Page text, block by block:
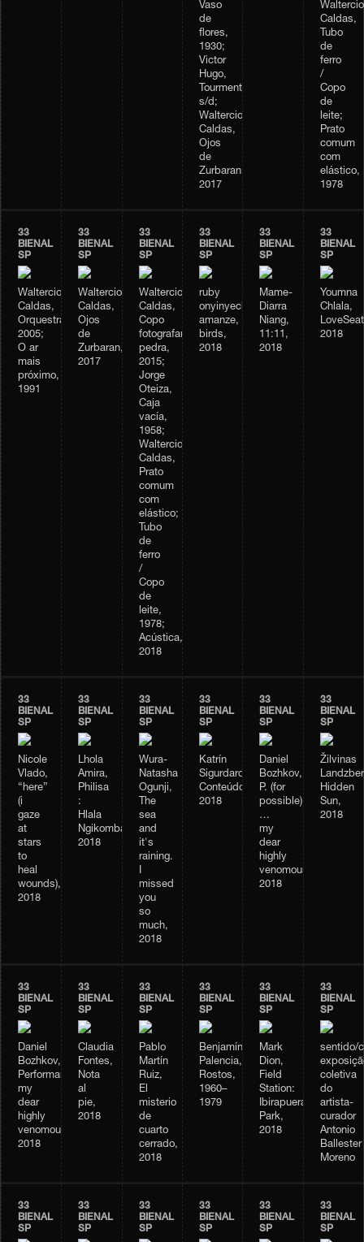
Vaso
de
flores,
1930;
Victor
Hugo,
Tourmente,
s/d;
Waltercio
Caldas,
Ojos
de
Zurbaran,
2017
Waltercio
Caldas,
Tubo
de
ferro
/
Copo
de
leite;
Prato
comum
com
elástico,
1978
33
BIENAL
SP
Waltercio
Caldas,
Orquestra,
2005;
O ar
mais
próximo,
1991
33
BIENAL
SP
Waltercio
Caldas,
Ojos
de
Zurbaran,
2017
33
BIENAL
SP
Waltercio
Caldas,
Copo
fotografando
pedra,
2015;
Jorge
Oteiza,
Caja
vacía,
1958;
Waltercio
Caldas,
Prato
comum
com
elástico;
Tubo
de
ferro
/
Copo
de
leite,
1978;
Acústica,
2018
33
BIENAL
SP
ruby
onyinyechi
amanze,
birds,
2018
33
BIENAL
SP
Mame-
Diarra
Niang,
11:11,
2018
33
BIENAL
SP
Youmna
Chlala,
2018
33
BIENAL
SP
Nicole
Vlado,
“here”
(i
gaze
at
stars
to
heal
wounds),
2018
33
BIENAL
SP
Lhola
Amira,
Philisa
:
Hlala
Ngikombamthise,
2018
33
BIENAL
SP
Wura-
Natasha
Ogunji,
The
sea
and
it's
raining.
I
missed
you
so
much,
2018
33
BIENAL
SP
Katrín
Sigurdardóttir,
Conteúdo,
2018
33
BIENAL
SP
Daniel
Bozhkov,
P. (for
possible)
…
my
dear
highly
venomous,
2018
33
BIENAL
SP
Žilvinas
Hidden
Sun,
2018
33
BIENAL
SP
Daniel
Bozhkov,
Performance
my
dear
highly
venomous,
2018
33
BIENAL
SP
Claudia
Fontes,
Nota
al
pie,
2018
33
BIENAL
SP
Pablo
Martín
Ruiz,
El
misterio
de
cuarto
cerrado,
2018
33
BIENAL
SP
Benjamín
Palencia,
Rostos,
1960–
1979
33
BIENAL
SP
Mark
Dion,
Field
Station:
Ibirapuera
Park,
2018
33
BIENAL
SP
sentido/
coletiva
do
artista-
curador
Antonio
Ballester
Moreno
33
BIENAL
SP
33
BIENAL
SP
33
BIENAL
SP
33
BIENAL
SP
33
BIENAL
SP
33
BIENAL
SP